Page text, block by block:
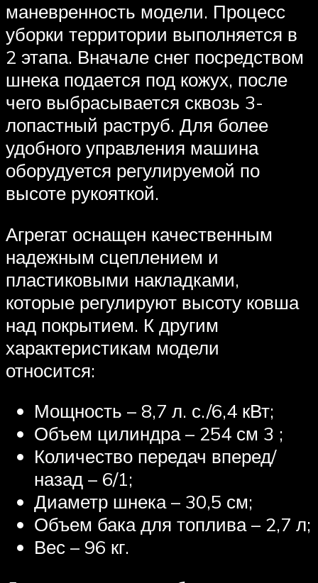
маневренность модели. Процесс
уборки территории выполняется в
2 этапа. Вначале снег посредством
шнека подается под кожух, после
чего выбрасывается сквозь 3-
лопастный раструб. Для более
удобного управления машина
оборудуется регулируемой по
высоте рукояткой.
Агрегат оснащен качественным
надежным сцеплением и
пластиковыми накладками,
которые регулируют высоту ковша
над покрытием. К другим
характеристикам модели
относится:
Мощность – 8,7 л. с./6,4 кВт;
Объем цилиндра – 254 см 3 ;
Количество передач вперед/
назад – 6/1;
Диаметр шнека – 30,5 см;
Объем бака для топлива – 2,7 л;
Вес – 96 кг.